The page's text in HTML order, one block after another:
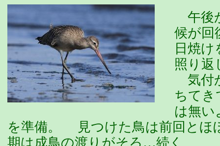
午後
候が回
日焼
照り返
気付
ちてき
は無い
を準備。 見つけた鳥は前回とほ
期は成鳥の渡りがそろ…続く